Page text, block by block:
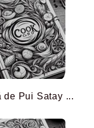
de Pui Satay ...